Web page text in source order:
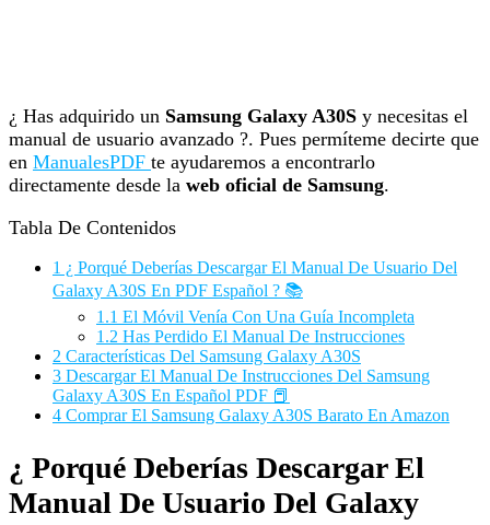
¿ Has adquirido un Samsung Galaxy A30S y necesitas el
manual de usuario avanzado ?. Pues permíteme decirte que
en ManualesPDF te ayudaremos a encontrarlo
directamente desde la web oficial de Samsung.
Tabla De Contenidos
1 ¿ Porqué Deberías Descargar El Manual De Usuario Del
Galaxy A30S En PDF Español ? 📚
1.1 El Móvil Venía Con Una Guía Incompleta
1.2 Has Perdido El Manual De Instrucciones
2 Características Del Samsung Galaxy A30S
3 Descargar El Manual De Instrucciones Del Samsung
Galaxy A30S En Español PDF 📕
4 Comprar El Samsung Galaxy A30S Barato En Amazon
¿ Porqué Deberías Descargar El
Manual De Usuario Del Galaxy